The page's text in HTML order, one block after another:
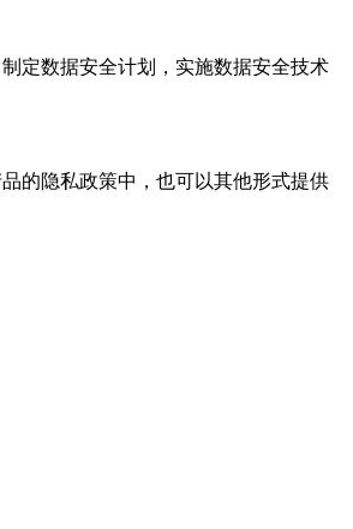
定数据安全计划，实施数据安全技术
的隐私政策中，也可以其他形式提供